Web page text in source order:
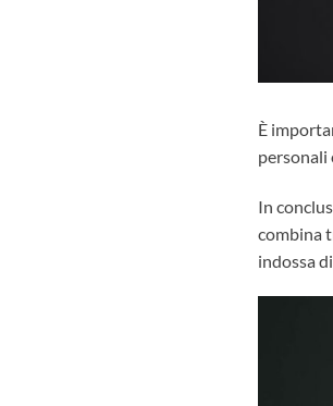
È
personali
In
combina
indossa